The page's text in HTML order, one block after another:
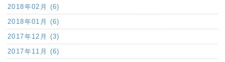
2018年02月 (6)
2018年01月 (6)
2017年12月 (3)
2017年11月 (6)